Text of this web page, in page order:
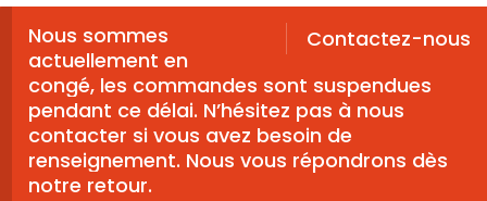
Contactez-nous
Nous sommes
actuellement en
congé, les commandes sont suspendues
pendant ce délai. N’hésitez pas à nous
contacter si vous avez besoin de
renseignement. Nous vous répondrons dès
notre retour.